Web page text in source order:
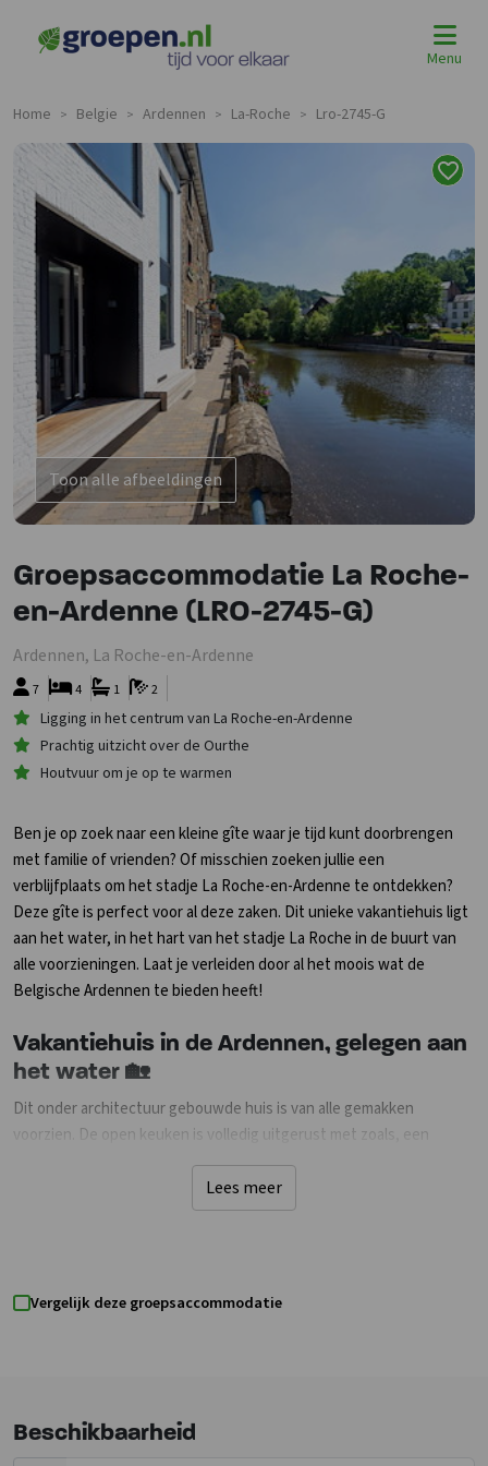
Menu
Home > Belgie > Ardennen > La-Roche > Lro-2745-G
Toon alle afbeeldingen
Groepsaccommodatie La Roche-
en-Ardenne (LRO-2745-G)
Ardennen, La Roche-en-Ardenne
7 2
1
4
Ligging in het centrum van La Roche-en-Ardenne
Prachtig uitzicht over de Ourthe
Houtvuur om je op te warmen
Ben je op zoek naar een kleine gîte waar je tijd kunt doorbrengen
met familie of vrienden? Of misschien zoeken jullie een
verblijfplaats om het stadje La Roche-en-Ardenne te ontdekken?
Deze gîte is perfect voor al deze zaken. Dit unieke vakantiehuis ligt
aan het water, in het hart van het stadje La Roche in de buurt van
alle voorzieningen. Laat je verleiden door al het moois wat de
Belgische Ardennen te bieden heeft!
Vakantiehuis in de Ardennen, gelegen aan
het water 🏡
Dit onder architectuur gebouwde huis is van alle gemakken
voorzien. De open keuken is volledig uitgerust met zoals, een
elektrisch fornuis met 4 pitten, een koelkast met vriezer,
magnetron, oven en afwasmachine. De ruime woon- eetkamer is
voorzien van een houtkachel en een comfortabele bank, waar je
verdiepingen. Op de eerste verdieping bevinden zich 2
tweepersoonskamers en 1 eenpersoonskamer met een badkamer.
de Ourthe.
Lees meer
Vergelijk deze groepsaccommodatie
Beschikbaarheid